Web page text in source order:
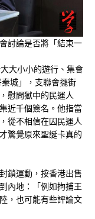
討論是否將「結束一
大小小的遊行、集會
城」，支聯會擺街
慰問獄中的民運人
近千個簽名。他指當
從不相信在囚民運人
驚覺原來聖誕卡真的
鎖運動，按香港出售
內地：「例如拘捕王
，也可能有些評論文